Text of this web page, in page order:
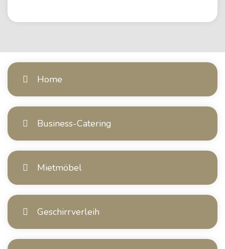
Home
Business-Catering
Mietmöbel
Geschirrverleih